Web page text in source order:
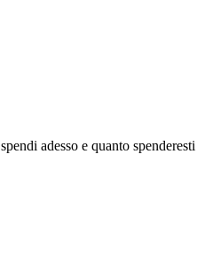
adesso e quanto